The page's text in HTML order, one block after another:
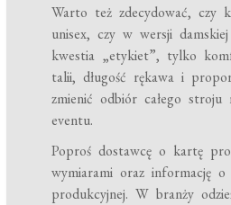
Warto też zdecydować, czy
unisex, czy w wersji
kwestia „etykiet”, tylko
talii, długość rękawa i
zmienić odbiór całego stroju
eventu.
Poproś dostawcę o kartę
wymiarami oraz informację
produkcyjnej. W branży